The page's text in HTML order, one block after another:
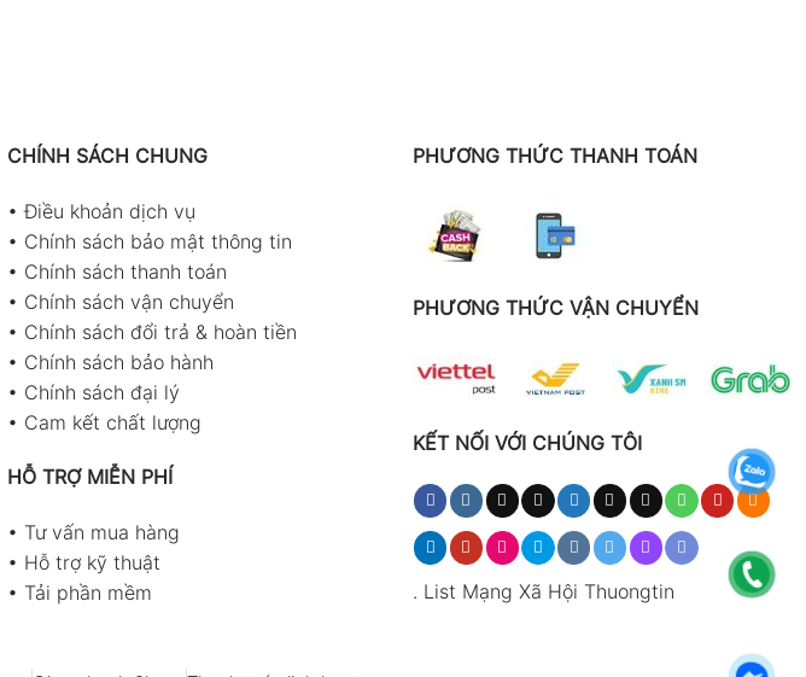
CHÍNH SÁCH CHUNG
•Điều khoản dịch vụ
• Chính sách bảo mật thông tin
• Chính sách thanh toán
• Chính sách vận chuyển
• Chính sách đổi trả & hoàn tiền
• Chính sách bảo hành
• Chính sách đại lý
• Cam kết chất lượng
HỖ TRỢ MIỄN PHÍ
• Tư vấn mua hàng
• Hỗ trợ kỹ thuật
• Tải phần mềm
PHƯƠNG THỨC THANH TOÁN
PHƯƠNG THỨC VẬN CHUYỂN
KẾT NỐI VỚI CHÚNG TÔI
. List Mạng Xã Hội Thuongtin